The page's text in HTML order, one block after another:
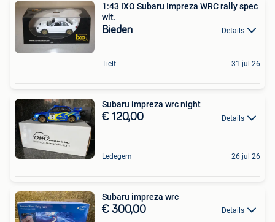
1:43 IXO Subaru Impreza WRC rally spec
wit.
Bieden Details
Tielt 31 jul 26
Subaru impreza wrc night
€ 120,00 Details
Ledegem 26 jul 26
Subaru impreza wrc
€ 300,00 Details